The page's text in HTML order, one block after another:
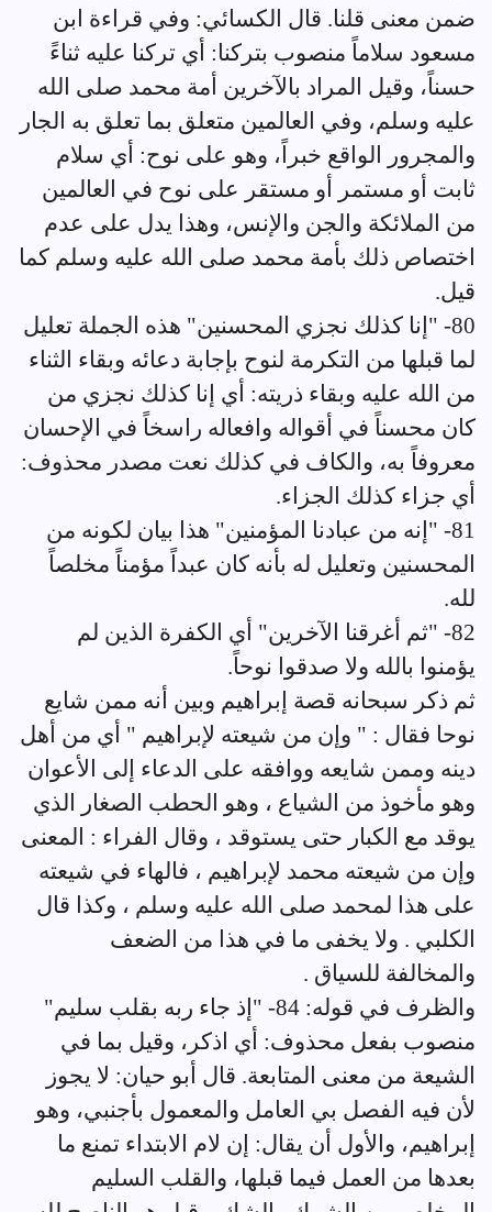
ضمن معنى قلنا. قال الكسائي: وفي قراءة ابن
مسعود سلاماً منصوب بتركنا: أي تركنا عليه ثناءً
حسناً، وقيل المراد بالآخرين أمة محمد صلى الله
عليه وسلم، وفي العالمين متعلق بما تعلق به الجار
والمجرور الواقع خبراً، وهو على نوح: أي سلام
ثابت أو مستمر أو مستقر على نوح في العالمين
من الملائكة والجن والإنس، وهذا يدل على عدم
اختصاص ذلك بأمة محمد صلى الله عليه وسلم كما
قيل.
80- "إنا كذلك نجزي المحسنين" هذه الجملة تعليل
لما قبلها من التكرمة لنوح بإجابة دعائه وبقاء الثناء
من الله عليه وبقاء ذريته: أي إنا كذلك نجزي من
كان محسناً في أقواله وافعاله راسخاً في الإحسان
معروفاً به، والكاف في كذلك نعت مصدر محذوف:
أي جزاء كذلك الجزاء.
81- "إنه من عبادنا المؤمنين" هذا بيان لكونه من
المحسنين وتعليل له بأنه كان عبداً مؤمناً مخلصاً
لله.
82- "ثم أغرقنا الآخرين" أي الكفرة الذين لم
يؤمنوا بالله ولا صدقوا نوحاً.
ثم ذكر سبحانه قصة إبراهيم وبين أنه ممن شايع
نوحا فقال : " وإن من شيعته لإبراهيم " أي من أهل
دينه وممن شايعه ووافقه على الدعاء إلى الأعوان
وهو مأخوذ من الشياع ، وهو الحطب الصغار الذي
يوقد مع الكبار حتى يستوقد ، وقال الفراء : المعنى
وإن من شيعته محمد لإبراهيم ، فالهاء في شيعته
على هذا لمحمد صلى الله عليه وسلم ، وكذا قال
الكلبي . ولا يخفى ما في هذا من الضعف
والمخالفة للسياق .
والظرف في قوله: 84- "إذ جاء ربه بقلب سليم"
منصوب بفعل محذوف: أي اذكر، وقيل بما في
الشيعة من معنى المتابعة. قال أبو حيان: لا يجوز
لأن فيه الفصل بي العامل والمعمول بأجنبي، وهو
إبراهيم، والأول أن يقال: إن لام الابتداء تمنع ما
بعدها من العمل فيما قبلها، والقلب السليم